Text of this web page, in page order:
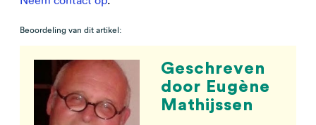
Beoordeling van dit artikel:
Geschreven
door Eugène
Mathijssen